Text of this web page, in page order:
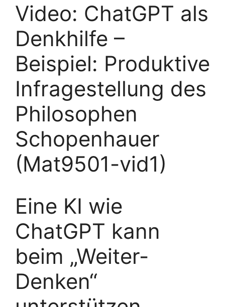
Video: ChatGPT als
Denkhilfe –
Beispiel: Produktive
Infragestellung des
Philosophen
Schopenhauer
(Mat9501-vid1)
Eine KI wie
ChatGPT kann
beim „Weiter-
Denken“